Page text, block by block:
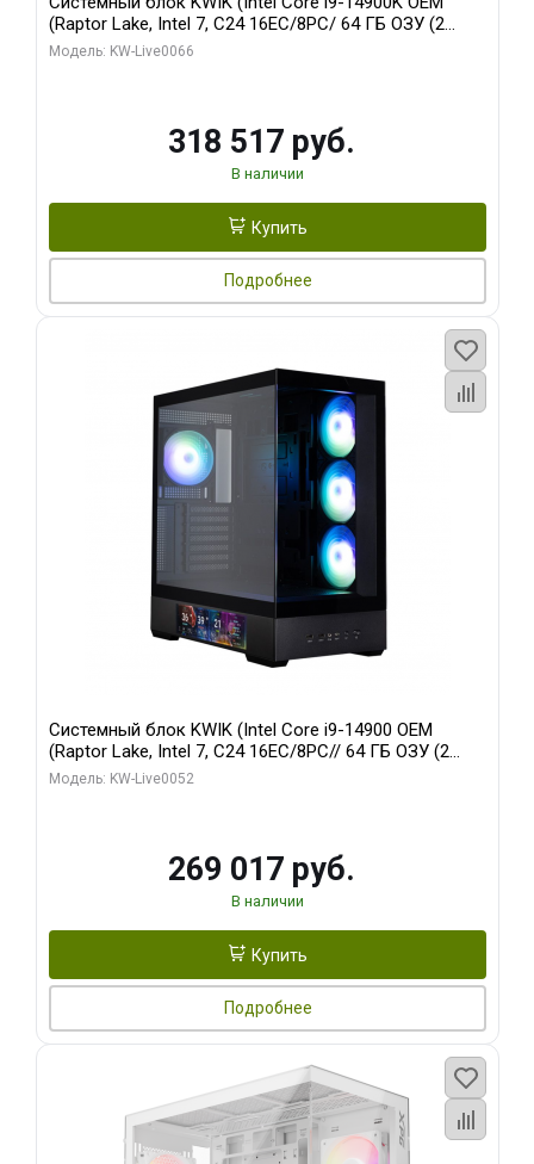
(Raptor Lake, Intel 7, C24 16EC/8PC/ 64 ГБ ОЗУ (2
модуля)/ Gigabyte RTX5080 XTREME WATERFORCE
Модель: KW-Live0066
318 517 руб.
В наличии
Купить
Подробнее
Системный блок KWIK (Intel Core i9-14900 OEM
(Raptor Lake, Intel 7, C24 16EC/8PC// 64 ГБ ОЗУ (2
модуля)/ Palit RTX5080 GAMINGPRO OC 16GB GDDR7
Модель: KW-Live0052
269 017 руб.
В наличии
Купить
Подробнее